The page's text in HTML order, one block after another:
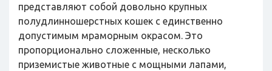
представляют собой довольно крупных
полудлинношерстных кошек с единственно
допустимым мраморным окрасом. Это
пропорционально сложенные, несколько
приземистые животные с мощными лапами,